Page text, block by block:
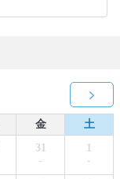
金
土
31
-
1
-